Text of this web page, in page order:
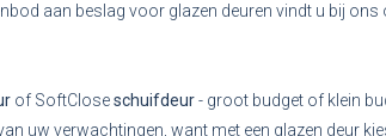
aan beslag voor glazen deuren vindt u bij ons
of SoftCloseschuifdeur- groot budget of klein
uw verwachtingen, want met een glazen deur